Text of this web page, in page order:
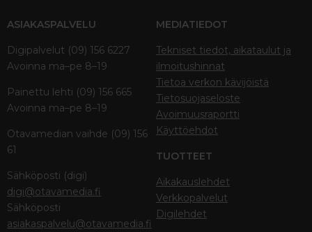
ASIAKASPALVELU
Digipalvelut (09) 156 6227
Avoinna ma–pe 8–19
Painettu lehti (09) 156 665
Avoinna ma–pe 8–19
Otavamedian vaihde (09) 156
61
Sähköposti (digi)
digi@otavamedia.fi
Sähköposti
asiakaspalvelu@otavamedia.fi
MEDIATIEDOT
Tekniset tiedot, aikataulut ja
ilmoitushinnat
Tietoa verkon kävijöistä
Tietosuojaseloste
Avoimuusraportti
Käyttöehdot
TUOTTEET
Aikakauslehdet
Verkkopalvelut
Digilehdet